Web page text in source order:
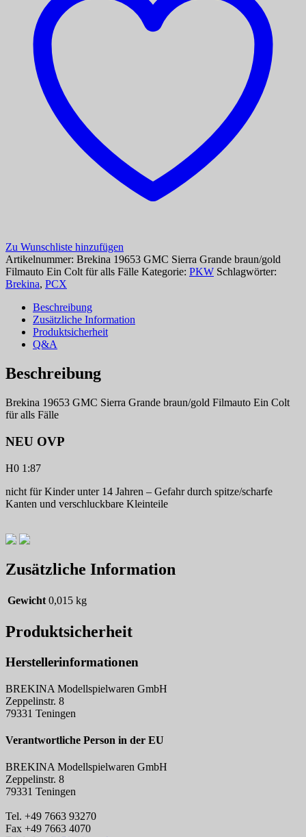
Zu Wunschliste hinzufügen
Artikelnummer: Brekina 19653 GMC Sierra Grande braun/gold
Filmauto Ein Colt für alls Fälle Kategorie: PKW Schlagwörter:
Brekina, PCX
Beschreibung
Zusätzliche Information
Produktsicherheit
Q&A
Beschreibung
Brekina 19653 GMC Sierra Grande braun/gold Filmauto Ein Colt
für alls Fälle
NEU OVP
H0 1:87
nicht für Kinder unter 14 Jahren – Gefahr durch spitze/scharfe
Kanten und verschluckbare Kleinteile
Zusätzliche Information
Gewicht 0,015 kg
Produktsicherheit
Herstellerinformationen
BREKINA Modellspielwaren GmbH
Zeppelinstr. 8
79331 Teningen
Verantwortliche Person in der EU
BREKINA Modellspielwaren GmbH
Zeppelinstr. 8
79331 Teningen
Tel. +49 7663 93270
Fax +49 7663 4070